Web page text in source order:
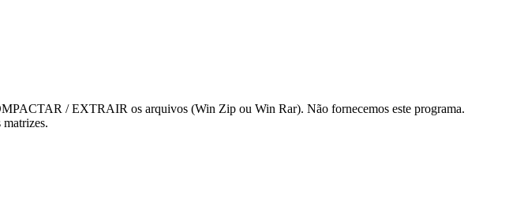
/ EXTRAIR os arquivos (Win Zip ou Win Rar). Não fornecemos este programa.